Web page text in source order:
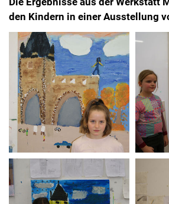
den Kindern in einer Ausstellung